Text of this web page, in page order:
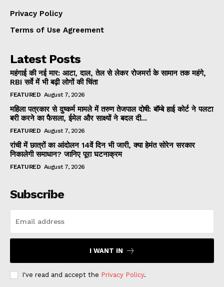
Privacy Policy
Terms of Use Agreement
Latest Posts
महंगाई की नई मार: आटा, दाल, तेल से लेकर रोजमर्रा के सामान तक महंगे,
RBI सर्वे में भी बढ़ी लोगों की चिंता
FEATURED August 7, 2026
महिला पत्रकार से दुष्कर्म मामले में तरुण तेजपाल दोषी: बॉम्बे हाई कोर्ट ने पलटा
बरी करने का फैसला, ईमेल और साक्ष्यों ने बदल दी...
FEATURED August 7, 2026
रांची में छात्रों का आंदोलन 14वें दिन भी जारी, क्या हेमंत सोरेन सरकार
निकालेगी समाधान? जानिए पूरा घटनाक्रम
FEATURED August 7, 2026
Subscribe
I WANT IN
I've read and accept the Privacy Policy.